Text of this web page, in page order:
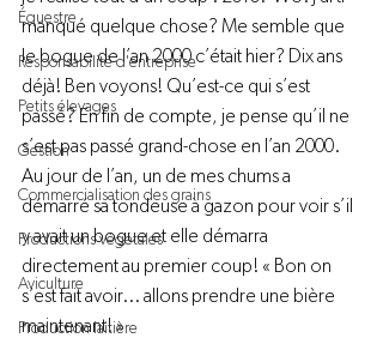
Équestre
Responsabilité d'entreprise
Petits élevages
Gestion
Commercialisation des grains
Productions végétales
Aviculture
Production laitière
manqué quelque chose? Me semble que
le bogue de l’an 2000 c’était hier? Dix ans
déjà! Ben voyons! Qu’est-ce qui s’est
passé? En fin de compte, je pense qu’il ne
s’est pas passé grand-chose en l’an 2000.
Au jour de l’an, un de mes chums a
démarré sa tondeuse à gazon pour voir s’il
y avait un bogue et elle démarra
directement au premier coup! « Bon on
s’est fait avoir... allons prendre une bière
maintenant! »